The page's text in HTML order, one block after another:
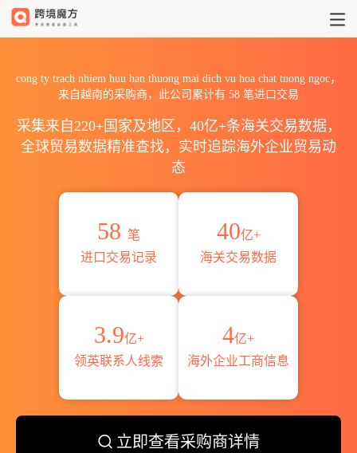
cong ty trach nhiem huu han thuong mai dich vu hoa chat tuong ngoc，
来自越南的采购商，此公司累计有 58 笔进口交易
采集来自220+国家及地区，40亿+条海关交易数据，
全球贸易数据精准查找，实时追踪海外企业贸易动
态
58 笔
进口交易记录
40亿+
海关交易数据
3.9亿+
领英联系人线索
4亿+
海外企业工商信息
立即查看采购商详情